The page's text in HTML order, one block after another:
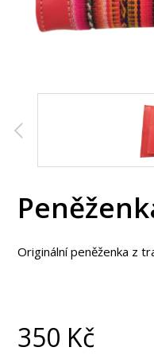
Originální peněženka z
350 Kč